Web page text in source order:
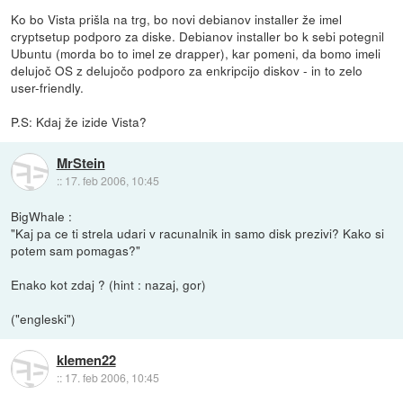
Ko bo Vista prišla na trg, bo novi debianov installer že imel
cryptsetup podporo za diske. Debianov installer bo k sebi potegnil
Ubuntu (morda bo to imel ze drapper), kar pomeni, da bomo imeli
delujoč OS z delujočo podporo za enkripcijo diskov - in to zelo
user-friendly.
P.S: Kdaj že izide Vista?
MrStein
:: 17. feb 2006, 10:45
BigWhale :
"Kaj pa ce ti strela udari v racunalnik in samo disk prezivi? Kako si
potem sam pomagas?"
Enako kot zdaj ? (hint : nazaj, gor)
("engleski")
klemen22
:: 17. feb 2006, 10:45